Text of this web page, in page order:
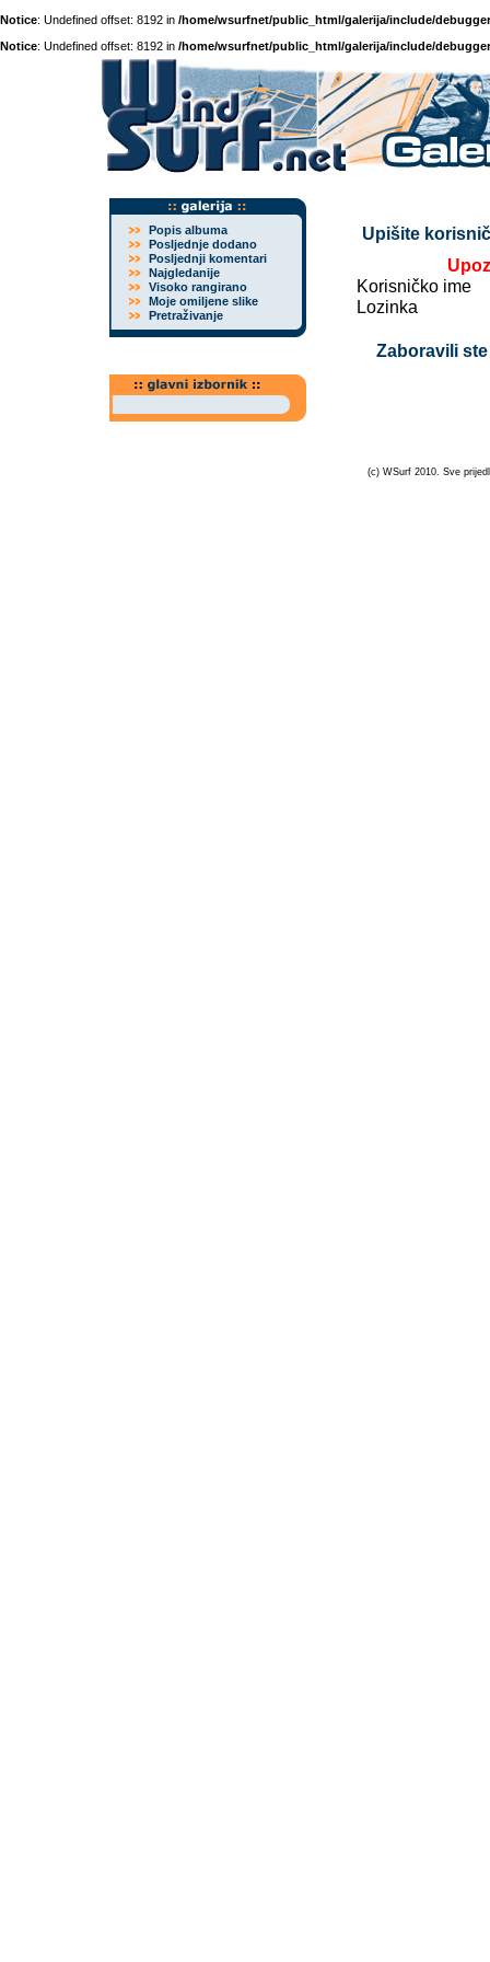
Notice: Undefined offset: 8192 in /home/wsurfnet/public_html/galerija/include/
Notice: Undefined offset: 8192 in /home/wsurfnet/public_html/galerija/include/
Popis albuma
Posljednje dodano
Posljednji komentari
Najgledanije
Visoko rangirano
Moje omiljene slike
Pretraživanje
Upišite
Korisničko ime
Lozinka
Zaboravili
(c) WSurf 2010. Sve